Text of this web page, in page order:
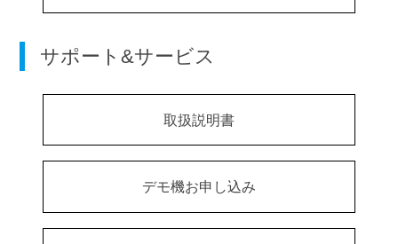
サポート&サービス
取扱説明書
デモ機お申し込み